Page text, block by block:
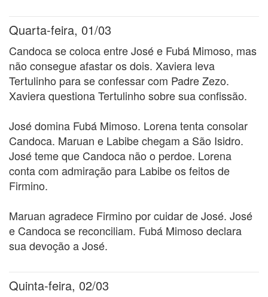
Quarta-feira, 01/03
Candoca se coloca entre José e Fubá Mimoso, mas
não consegue afastar os dois. Xaviera leva
Tertulinho para se confessar com Padre Zezo.
Xaviera questiona Tertulinho sobre sua confissão.
José domina Fubá Mimoso. Lorena tenta consolar
Candoca. Maruan e Labibe chegam a São Isidro.
José teme que Candoca não o perdoe. Lorena
conta com admiração para Labibe os feitos de
Firmino.
Maruan agradece Firmino por cuidar de José. José
e Candoca se reconciliam. Fubá Mimoso declara
sua devoção a José.
Quinta-feira, 02/03